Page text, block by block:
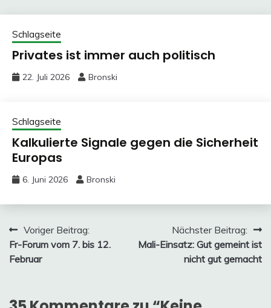
Schlagseite
Privates ist immer auch politisch
22. Juli 2026 Bronski
Schlagseite
Kalkulierte Signale gegen die Sicherheit
Europas
6. Juni 2026 Bronski
Beitragsnavigation
Voriger Beitrag:
Fr-Forum vom 7. bis 12.
Februar
Nächster Beitrag:
Mali-Einsatz: Gut gemeint ist
nicht gut gemacht